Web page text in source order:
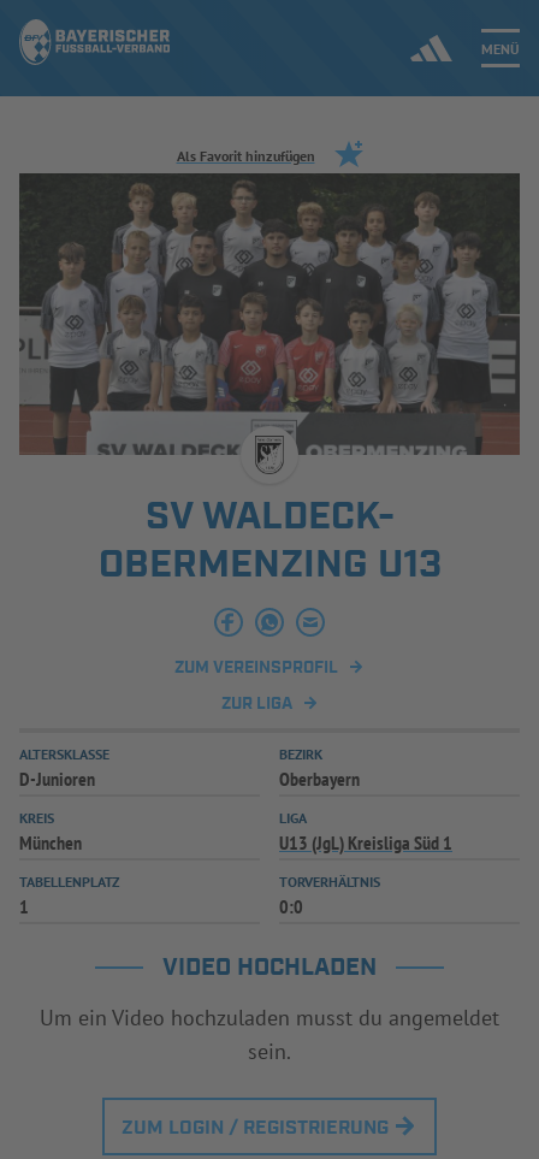
MENÜ
Jetzt einloggen
ERGEBNISSE & WETTBEWERBE
NEUIGKEITEN
SPIELBETRIEB & VERBANDSLEBEN
AUSBILDUNG & FÖRDERUNG
INFOTHEK SPIELPLUS
Als Favorit hinzufügen
SV WALDECK-
OBERMENZING U13
ZUM VEREINSPROFIL
ZUR LIGA
ALTERSKLASSE
D-Junioren
BEZIRK
Oberbayern
KREIS
München
LIGA
U13 (JgL) Kreisliga Süd 1
TABELLENPLATZ
1
TORVERHÄLTNIS
0:0
VIDEO HOCHLADEN
Um ein Video hochzuladen musst du angemeldet
sein.
ZUM LOGIN / REGISTRIERUNG